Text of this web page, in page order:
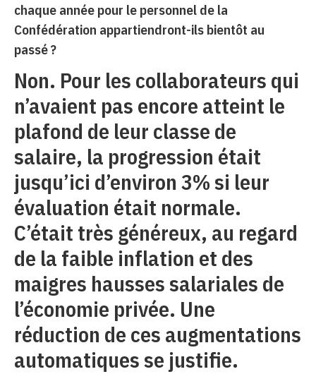
chaque année pour le personnel de la
Confédération appartiendront-ils bientôt au
passé ?
Non. Pour les collaborateurs qui
n’avaient pas encore atteint le
plafond de leur classe de
salaire, la progression était
jusqu’ici d’environ 3% si leur
évaluation était normale.
C’était très généreux, au regard
de la faible inflation et des
maigres hausses salariales de
l’économie privée. Une
réduction de ces augmentations
automatiques se justifie.